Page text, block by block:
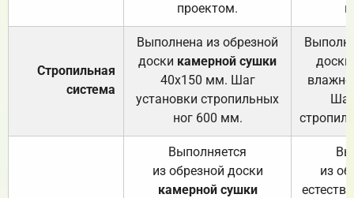
проектом.
Стропильная
система
Выполнена из обрезной
доски камерной сушки
40х150 мм. Шаг
установки стропильных
ног 600 мм.
доски
Выполняется
из обрезной доски
камерной сушки
из